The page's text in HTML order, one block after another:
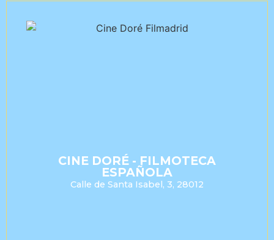
CINE DORÉ - FILMOTECA
ESPAÑOLA
Calle de Santa Isabel, 3, 28012